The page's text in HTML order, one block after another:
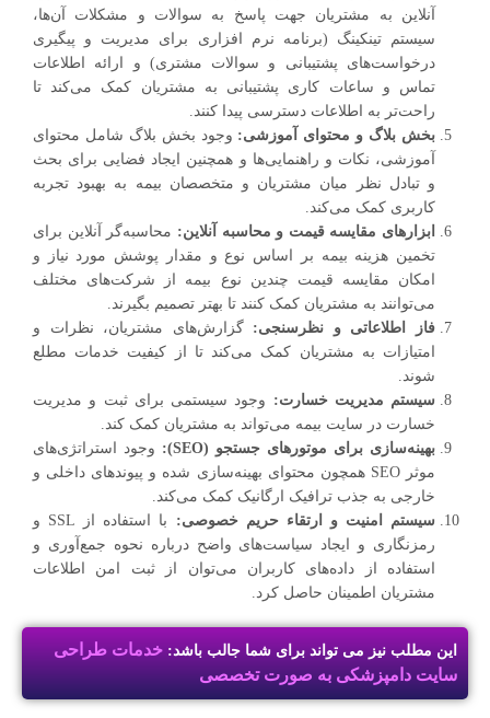
آنلاین به مشتریان جهت پاسخ به سوالات و مشکلات آن‌ها،
سیستم تینکینگ (برنامه نرم افزاری برای مدیریت و پیگیری
درخواست‌های پشتیبانی و سوالات مشتری) و ارائه اطلاعات
تماس و ساعات کاری پشتیبانی به مشتریان کمک می‌کند تا
راحت‌تر به اطلاعات دسترسی پیدا کنند.
بخش بلاگ و محتوای آموزشی: وجود بخش بلاگ شامل محتوای
آموزشی، نکات و راهنمایی‌ها و همچنین ایجاد فضایی برای بحث
و تبادل نظر میان مشتریان و متخصصان بیمه به بهبود تجربه
کاربری کمک می‌کند.
ابزارهای مقایسه قیمت و محاسبه آنلاین: محاسبه‌گر آنلاین برای
تخمین هزینه بیمه بر اساس نوع و مقدار پوشش مورد نیاز و
امکان مقایسه قیمت چندین نوع بیمه از شرکت‌های مختلف
می‌توانند به مشتریان کمک کنند تا بهتر تصمیم بگیرند.
فاز اطلاعاتی و نظرسنجی: گزارش‌های مشتریان، نظرات و
امتیازات به مشتریان کمک می‌کند تا از کیفیت خدمات مطلع
شوند.
سیستم مدیریت خسارت: وجود سیستمی برای ثبت و مدیریت
خسارت در سایت بیمه می‌تواند به مشتریان کمک کند.
بهینه‌سازی برای موتورهای جستجو (SEO
): وجود استراتژی‌های
موثر SEO همچون محتوای بهینه‌سازی شده و پیوندهای داخلی و
خارجی به جذب ترافیک ارگانیک کمک می‌کند.
سیستم امنیت و ارتقاء حریم خصوصی:
با استفاده از SSL و
رمزنگاری و ایجاد سیاست‌های واضح درباره نحوه جمع‌آوری و
استفاده از داده‌های کاربران می‌توان از ثبت امن اطلاعات
مشتریان اطمینان حاصل کرد.
این مطلب نیز می تواند برای شما جالب باشد: خدمات طراحی
سایت دامپزشکی به صورت تخصصی